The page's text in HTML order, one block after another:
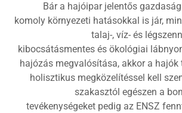
Bár a hajóipar jelentős
komoly környezeti hatásokkal is jár,
talaj-, víz- és
kibocsátásmentes és ökológiai
hajózás megvalósítása, akkor a hajók
holisztikus megközelítéssel kell
szakasztól egészen a
tevékenységeket pedig az ENSZ